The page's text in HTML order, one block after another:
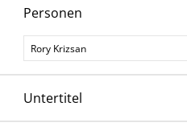
Personen
Personen
Untertitel